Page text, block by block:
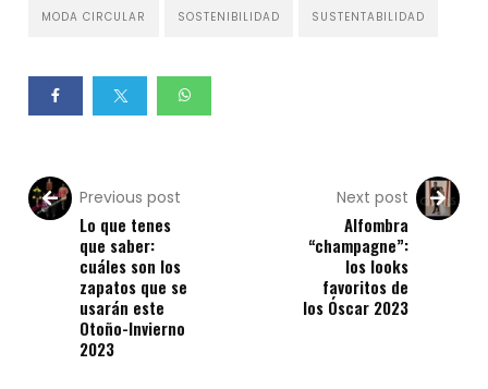
MODA CIRCULAR SOSTENIBILIDAD SUSTENTABILIDAD
Previous post
Lo que tenes
que saber:
cuáles son los
zapatos que se
usarán este
Otoño-Invierno
2023
Next post
Alfombra
“champagne”:
los looks
favoritos de
los Óscar 2023